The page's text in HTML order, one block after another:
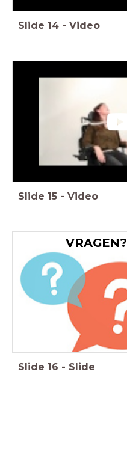
Slide 14 - Video
Slide 15 - Video
VRAGEN?
Slide 16 - Slide